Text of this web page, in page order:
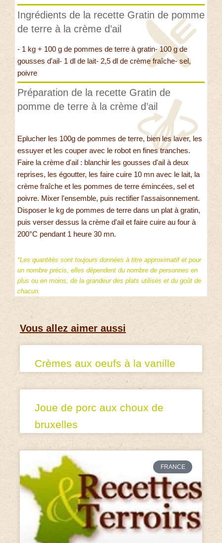
Ingrédients de la recette Gratin de pomme
de terre à la crème d’ail
- 1 kg + 100 g de pommes de terre à gratin- 100 g de
gousses d'ail- 1 dl de lait- 2,5 dl de crème fraîche- sel,
poivre
Préparation de la recette Gratin de
pomme de terre à la crème d’ail
Eplucher les 100g de pommes de terre, bien les laver, les
essuyer et les couper avec le robot en fines tranches.
Faire la crème d'ail : blanchir les gousses d'ail à deux
reprises, les égoutter, les faire cuire 10 mn avec le lait, la
crème fraîche et les pommes de terre émincées, sel et
poivre. Mixer l'ensemble, puis rectifier l'assaisonnement.
Disposer le kg de pommes de terre dans un plat à gratin,
puis verser dessus la crème d'ail et faire cuire au four à
200°C pendant 1 heure 30 mn.
*Les quantités sont toujours données à titre approximatif et pour
un nombre précis, elles dépendent du nombre de personnes en
plus ou en moins, de la grandeur des plats utilisés et du goût de
chacun.
Vous allez aimer aussi
Crèmes aux oeufs à la vanille
Joue de porc aux choux de
bruxelles
FRANCE